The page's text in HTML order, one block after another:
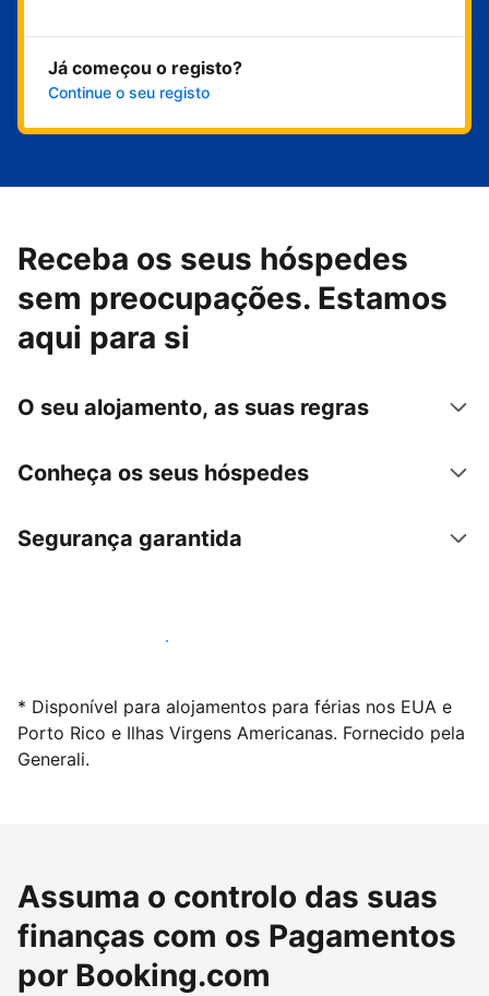
Já começou o registo?
Continue o seu registo
Receba os seus hóspedes
sem preocupações. Estamos
aqui para si
O seu alojamento, as suas regras
Conheça os seus hóspedes
Segurança garantida
Anuncie connosco hoje mesmo
* Disponível para alojamentos para férias nos EUA e
Porto Rico e Ilhas Virgens Americanas. Fornecido pela
Generali.
Assuma o controlo das suas
finanças com os Pagamentos
por Booking.com